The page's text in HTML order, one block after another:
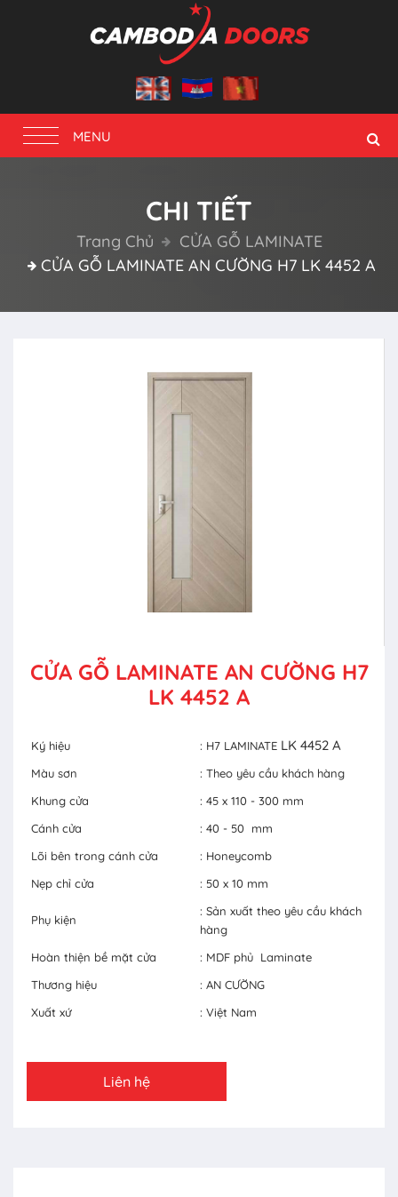
Toggle
navigation
MENU
CHI TIẾT
Trang Chủ
CỬA GỖ LAMINATE
CỬA GỖ LAMINATE AN CƯỜNG H7 LK 4452 A
CỬA GỖ LAMINATE AN CƯỜNG H7
LK 4452 A
Ký hiệu : H7 LAMINATE LK 4452 A
Màu sơn
: Theo yêu cầu khách hàng
Khung cửa
: 45 x 110 - 300 mm
Cánh cửa
: 40 - 50 mm
Lõi bên trong cánh cửa
: Honeycomb
Nẹp chỉ cửa
: 50 x 10 mm
Phụ kiện
: Sản xuất theo yêu cầu khách
hàng
Hoàn thiện bề mặt cửa
: MDF phủ Laminate
Thương hiệu
: AN CƯỜNG
Xuất xứ
: Việt Nam
Liên hệ